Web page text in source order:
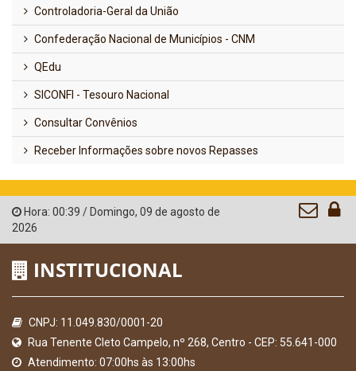
Controladoria-Geral da União
Confederação Nacional de Municípios - CNM
QEdu
SICONFI - Tesouro Nacional
Consultar Convênios
Receber Informações sobre novos Repasses
Hora: 00:39 / Domingo, 09 de agosto de
2026
INSTITUCIONAL
CNPJ: 11.049.830/0001-20
Rua Tenente Cleto Campelo, nº 268, Centro - CEP: 55.641-000
Atendimento: 07:00hs às 13:00hs